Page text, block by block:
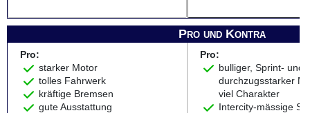
Pro und Kontra
Pro:
starker Motor
tolles Fahrwerk
kräftige Bremsen
gute Ausstattung
Pro:
bulliger, Sprint- und
durchzugsstarker
viel Charakter
Intercity-mässige